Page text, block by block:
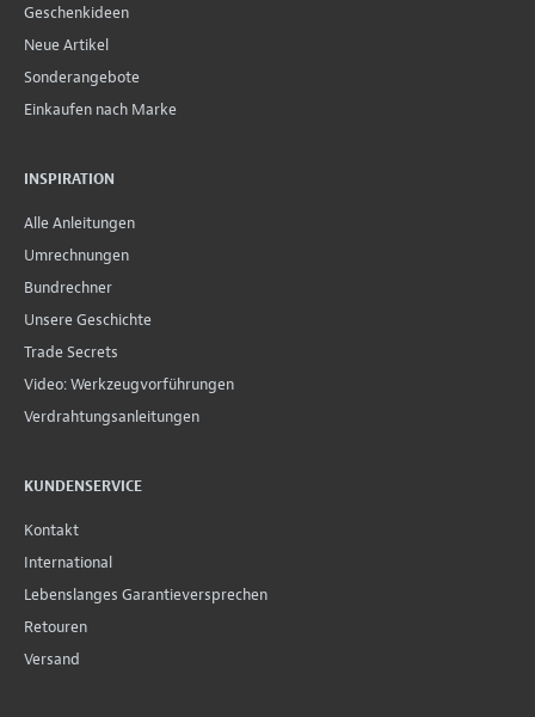
Geschenkideen
Neue Artikel
Sonderangebote
Einkaufen nach Marke
INSPIRATION
Alle Anleitungen
Umrechnungen
Bundrechner
Unsere Geschichte
Trade Secrets
Video: Werkzeugvorführungen
Verdrahtungsanleitungen
KUNDENSERVICE
Kontakt
International
Lebenslanges Garantieversprechen
Retouren
Versand